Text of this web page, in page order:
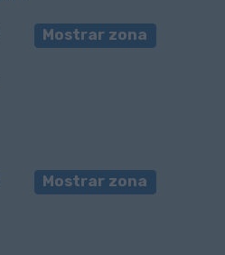
Mostrar zona
Mostrar zona